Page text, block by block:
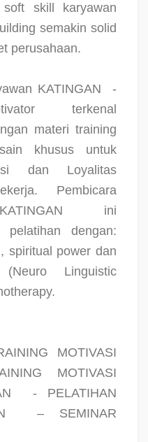
soft skill karyawan
semakin solid
perusahaan.
KATINGAN
-
terkenal
materi training
khusus untuk
dan Loyalitas
Pembicara
ini
pelatihan dengan:
spiritual power dan
Linguistic
MOTIVASI
MOTIVASI
- PELATIHAN
– SEMINAR